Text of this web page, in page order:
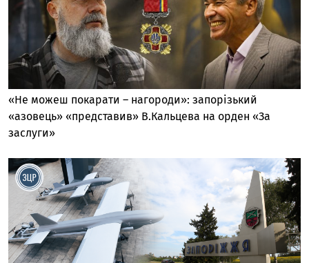
«Не можеш покарати – нагороди»: запорізький
«азовець» «представив» В.Кальцева на орден «За
заслуги»